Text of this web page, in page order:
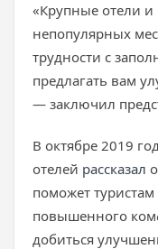
«Крупные отели
непопулярных
трудности с
предлагать вам
— заключил
В октябре 2019
отелей рассказал
поможет
повышенного
добиться